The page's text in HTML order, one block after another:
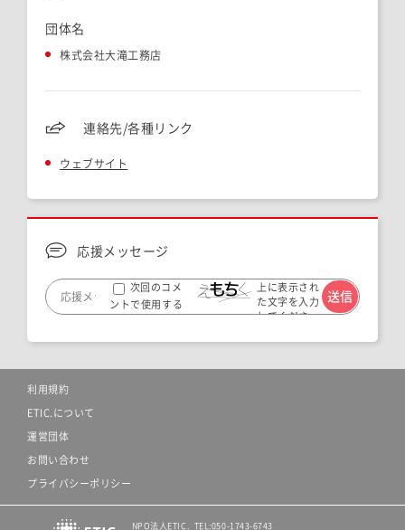
団体名
株式会社大滝工務店
連絡先/各種リンク
ウェブサイト
応援メッセージ
次回のコメ
ントで使用する
ためブラウザー
上に表示され
た文字を入力
してくださ
利用規約
ETIC.について
運営団体
お問い合わせ
プライバシーポリシー
NPO法人ETIC. TEL:050-1743-6743